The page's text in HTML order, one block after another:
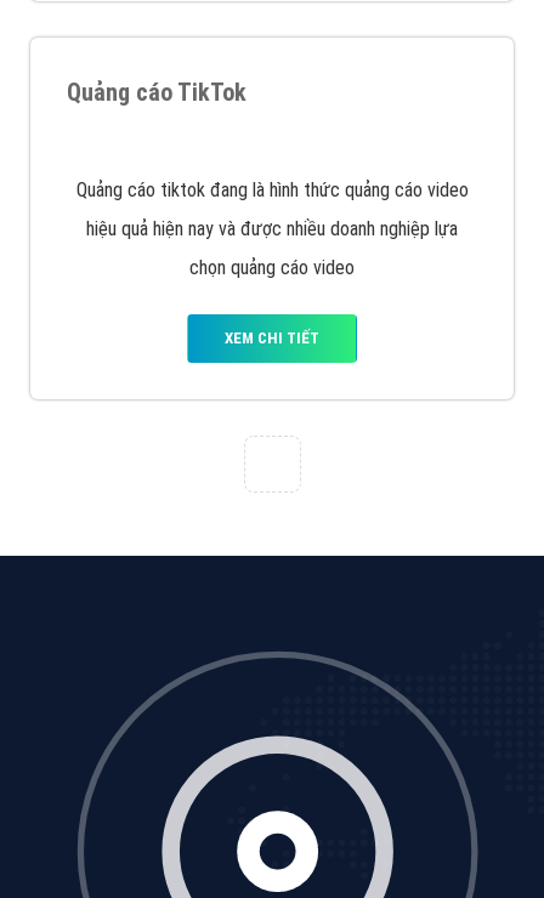
Quảng cáo TikTok
Quảng cáo tiktok đang là hình thức quảng cáo video
hiệu quả hiện nay và được nhiều doanh nghiệp lựa
chọn quảng cáo video
XEM CHI TIẾT